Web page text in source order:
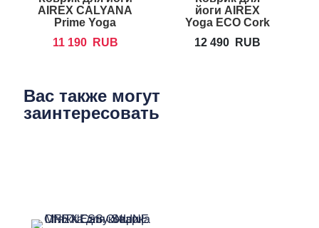
AIREX CALYANA
Prime Yoga
11 190
RUB
йоги AIREX
Yoga ECO Cork
12 490 RUB
Вас также могут
заинтересовать